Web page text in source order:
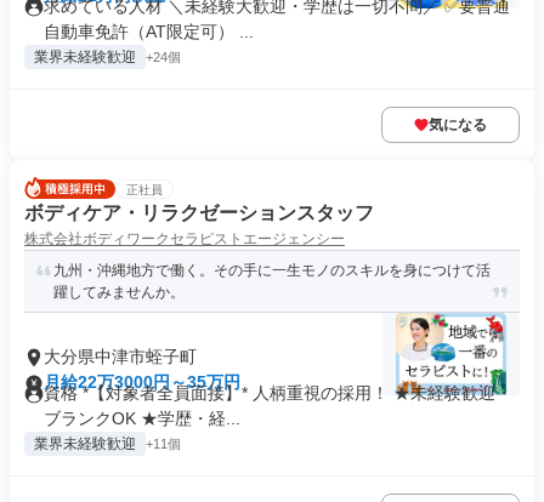
求めている人材 ＼未経験大歓迎・学歴は一切不問／ ✅要普通
自動車免許（AT限定可） ...
業界未経験歓迎 +24個
気になる
正社員
ボディケア・リラクゼーションスタッフ
株式会社ボディワークセラピストエージェンシー
九州・沖縄地方で働く。その手に一生モノのスキルを身につけて活
躍してみませんか。
大分県中津市蛭子町
月給22万3000円～35万円
資格 *【対象者全員面接】* 人柄重視の採用！ ★未経験歓迎・
ブランクOK ★学歴・経...
業界未経験歓迎 +11個